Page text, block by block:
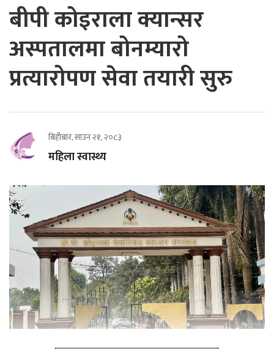
बीपी कोइराला क्यान्सर
अस्पतालमा बोनम्यारो
प्रत्यारोपण सेवा तयारी सुरु
बिहीबार, साउन २१, २०८३
महिला स्वास्थ्य